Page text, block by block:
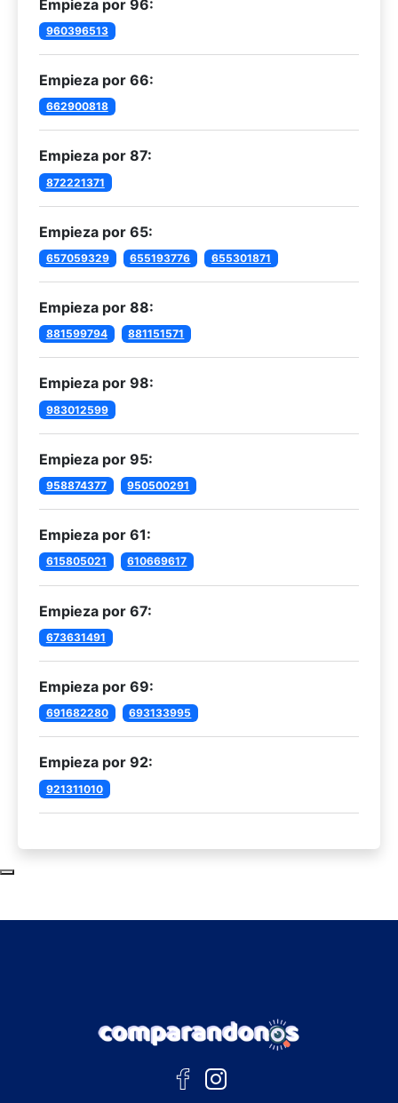
Empieza por 96:
960396513
Empieza por 66:
662900818
Empieza por 87:
872221371
Empieza por 65:
657059329 655193776 655301871
Empieza por 88:
881599794 881151571
Empieza por 98:
983012599
Empieza por 95:
958874377 950500291
Empieza por 61:
615805021 610669617
Empieza por 67:
673631491
Empieza por 69:
691682280 693133995
Empieza por 92:
921311010